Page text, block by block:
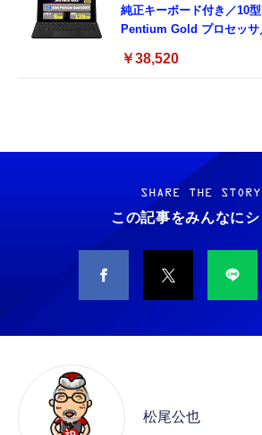
純正キーボード付き／10
Pentium Gold プロセッサ
Bluetooth5.0／USB-C／
￥38,520
Grithope イヤホン タイプ
耐久性】 有線イヤホン マ
ノイズ低減 重低音 遅延なし
￥949
タイプc 寝ホンイヤホン
睡眠用イヤホン 【音質強
￥2,199
MFi認証 【ハイレゾ音質】
し 48ビット/96KHz 音量調
霊界コミュニケーション
WARASHI ばけたん ワラ
￥5,400
M10SR AIペット（コミュ
ト）
ット）
SHARE THE STORY
この記事をみんなに
松尾公也